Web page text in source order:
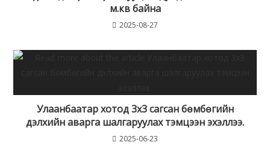
м.кв байна
2025-08-27
Улаанбаатар хотод 3х3 сагсан бөмбөгийн
дэлхийн аварга шалгаруулах тэмцээн эхэллээ.
2025-06-23